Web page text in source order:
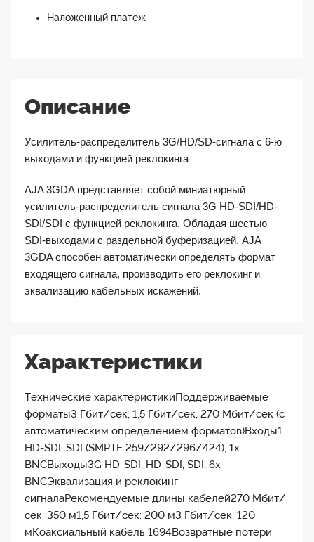
Наложенный платеж
Описание
Усилитель-распределитель 3G/HD/SD-сигнала с 6-ю
выходами и функцией реклокинга
AJA 3GDA представляет собой миниатюрный
усилитель-распределитель сигнала 3G HD-SDI/HD-
SDI/SDI с функцией реклокинга. Обладая шестью
SDI-выходами с раздельной буферизацией, AJA
3GDA способен автоматически определять формат
входящего сигнала, производить его реклокинг и
эквализацию кабельных искажений.
Характеристики
Технические характеристикиПоддерживаемые
форматы3 Гбит/сек, 1,5 Гбит/сек, 270 Мбит/сек (с
автоматическим определением форматов)Входы1
HD-SDI, SDI (SMPTE 259/292/296/424), 1x
BNCВыходы3G HD-SDI, HD-SDI, SDI, 6x
BNCЭквализация и реклокинг
сигналаРекомендуемые длины кабелей270 Мбит/
сек: 350 м1,5 Гбит/сек: 200 м3 Гбит/сек: 120
мКоаксиальный кабель 1694Возвратные потери